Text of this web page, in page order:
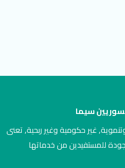
سيما
غير حكومية وغير ربحية, تعنى
للمستفيدين من خدماتها